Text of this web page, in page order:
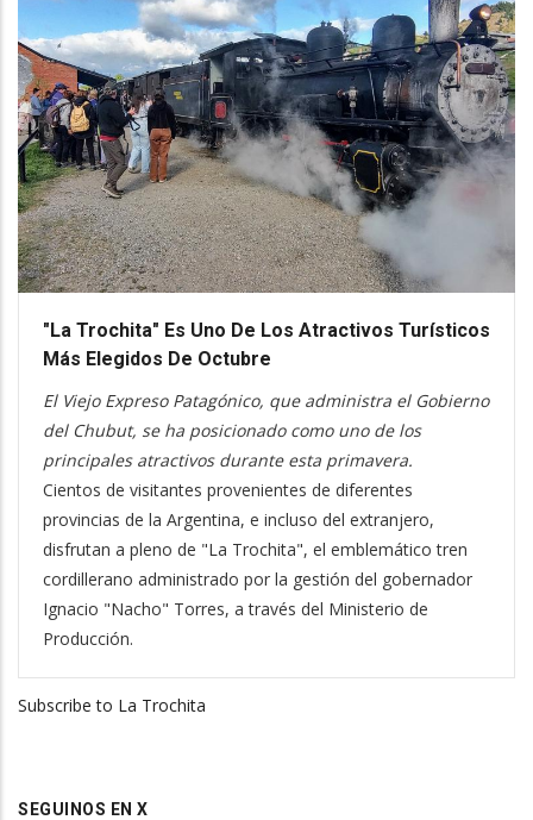
"La Trochita" Es Uno De Los Atractivos Turísticos
Más Elegidos De Octubre
El Viejo Expreso Patagónico, que administra el Gobierno
del Chubut, se ha posicionado como uno de los
principales atractivos durante esta primavera.
Cientos de visitantes provenientes de diferentes
provincias de la Argentina, e incluso del extranjero,
disfrutan a pleno de "La Trochita", el emblemático tren
cordillerano administrado por la gestión del gobernador
Ignacio "Nacho" Torres, a través del Ministerio de
Producción.
Subscribe to La Trochita
SEGUINOS EN X